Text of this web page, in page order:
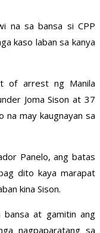
na sa bansa si CPP
kaso laban sa kanya
of arrest ng Manila
Joma Sison at 37
may kaugnayan sa
Panelo, ang batas
dito kaya marapat
kina Sison.
bansa at gamitin ang
nagpaparatang sa